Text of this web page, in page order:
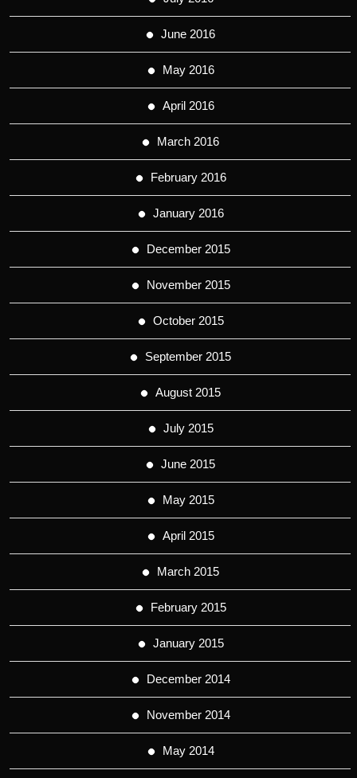
June 2016
May 2016
April 2016
March 2016
February 2016
January 2016
December 2015
November 2015
October 2015
September 2015
August 2015
July 2015
June 2015
May 2015
April 2015
March 2015
February 2015
January 2015
December 2014
November 2014
May 2014